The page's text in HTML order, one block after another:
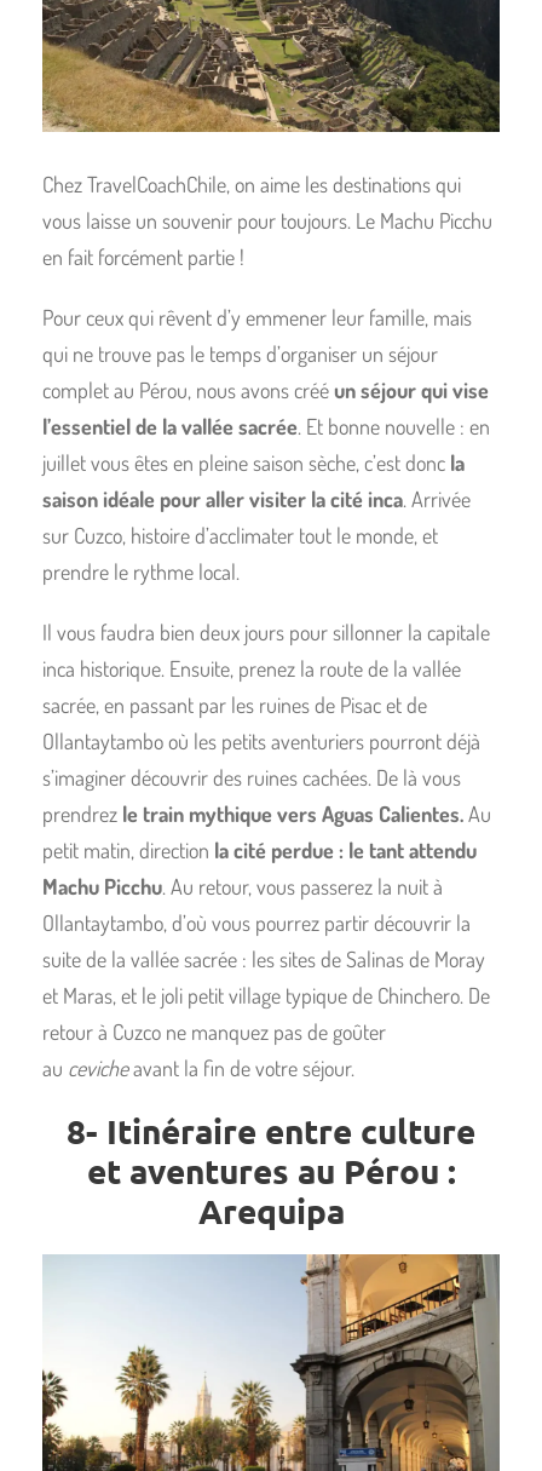
Chez TravelCoachChile, on aime les destinations qui
vous laisse un souvenir pour toujours. Le Machu Picchu
en fait forcément partie !
Pour ceux qui rêvent d’y emmener leur famille, mais
qui ne trouve pas le temps d’organiser un séjour
complet au Pérou, nous avons crééun séjour qui vise
l’essentiel de la vallée sacrée. Et bonne nouvelle : en
juillet vous êtes en pleine saison sèche, c’est donc la
saison idéale pour aller visiter la cité inca. Arrivée
sur Cuzco, histoire d’acclimater tout le monde, et
prendre le rythme local.
Il vous faudra bien deux jours pour sillonner la capitale
inca historique. Ensuite, prenez la route de la vallée
sacrée, en passant par les ruines de Pisac et de
Ollantaytambo où les petits aventuriers pourront déjà
s’imaginer découvrir des ruines cachées. De là vous
prendrez le train mythique vers Aguas Calientes.Au
petit matin, direction la cité perdue : le tant attendu
Machu Picchu. Au retour, vous passerez la nuit à
Ollantaytambo, d’où vous pourrez partir découvrir la
suite de la vallée sacrée : les sites de Salinas de Moray
et Maras, et le joli petit village typique de Chinchero. De
retour à Cuzco ne manquez pas de goûter
au cevicheavant la fin de votre séjour.
8- Itinéraire entre culture
et aventures au Pérou :
Arequipa